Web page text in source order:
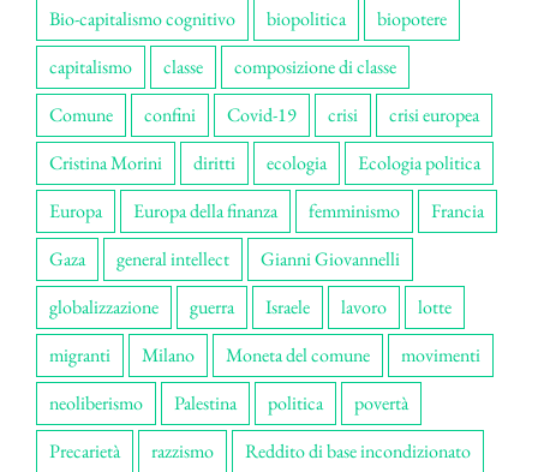
Bio-capitalismo cognitivo
biopolitica
biopotere
capitalismo
classe
composizione di classe
Comune
confini Covid-19 crisi
crisi europea
Cristina Morini
diritti ecologia
Ecologia politica
Europa
Europa della finanza femminismo
Francia
Gaza
general intellect
Gianni Giovannelli
globalizzazione
guerra Israele lavoro
lotte
migranti
Milano Moneta del comune
movimenti
neoliberismo
Palestina politica
povertà
Precarietà
razzismo Reddito di base incondizionato